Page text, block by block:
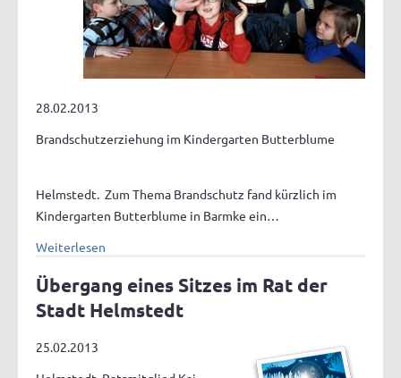
28.02.2013
Brandschutzerziehung im Kindergarten Butterblume
Helmstedt. Zum Thema Brandschutz fand kürzlich im
Kindergarten Butterblume in Barmke ein…
Weiterlesen
Übergang eines Sitzes im Rat der
Stadt Helmstedt
25.02.2013